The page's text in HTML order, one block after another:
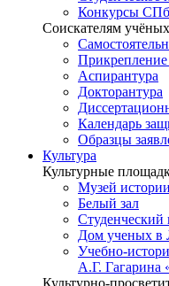
Конкурсы
Соискателям
Прикрепление
Аспирантура
Докторантура
Календарь
Образцы
Культура
Культурные
Музей истории
Белый зал
Студенческий
Дом ученых в
Учебно-
А.Г. Гагарина
Культурно-